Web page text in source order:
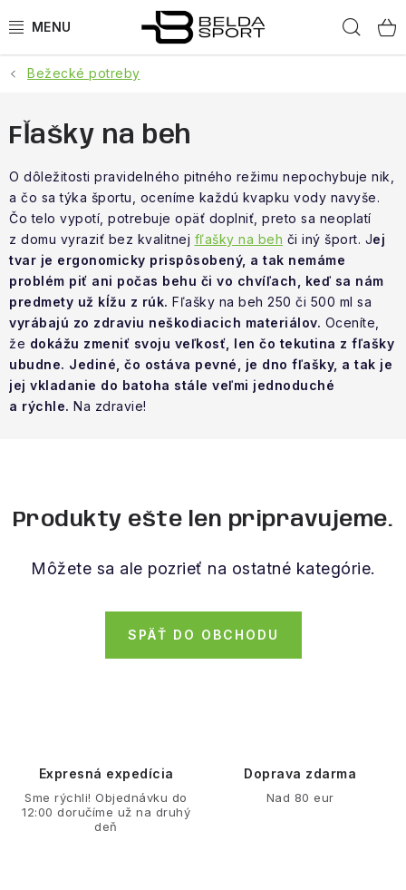
na
ŠPORTY
BEH
BOGNER
GOLDBERGH
OBLEČENIE
OBUV
DOPLNKY
NAŠE SLUŽBY
Bežecké potreby
Fľašky na beh
O dôležitosti pravidelného pitného režimu nepochybuje nik,
a čo sa týka športu, oceníme každú kvapku vody navyše.
Čo telo vypotí, potrebuje opäť doplniť, preto sa neoplatí
z domu vyraziť bez kvalitnej fľašky na beh či iný šport. Jej
tvar je ergonomicky prispôsobený, a tak nemáme
problém piť ani počas behu či vo chvíľach, keď sa nám
predmety už kĺžu z rúk. Fľašky na beh 250 či 500 ml sa
vyrábajú zo zdraviu neškodiacich materiálov. Oceníte,
že dokážu zmeniť svoju veľkosť, len čo tekutina z fľašky
ubudne. Jediné, čo ostáva pevné, je dno fľašky, a tak je
jej vkladanie do batoha stále veľmi jednoduché
a rýchle. Na zdravie!
Produkty ešte len pripravujeme.
Môžete sa ale pozrieť na ostatné kategórie.
SPÄŤ DO OBCHODU
Expresná expedícia
Sme rýchli! Objednávku do
12:00 doručíme už na druhý
deň
Doprava zdarma
Nad 80 eur